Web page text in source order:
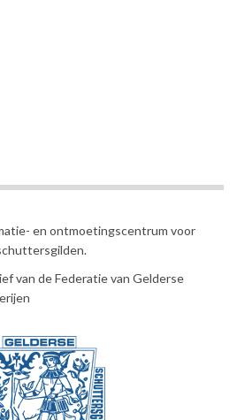
en ontmoetingscentrum voor
van de Federatie van Gelderse